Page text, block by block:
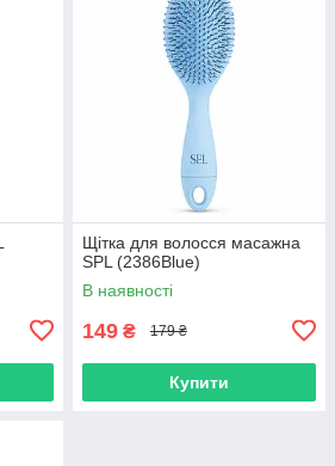
Щітка для волосся масажна
SPL (2386Blue)
В наявності
149 ₴ 179 ₴
Купити